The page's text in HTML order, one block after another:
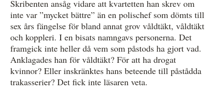
Skribenten ansåg vidare att kvartetten han skrev om
inte var ”mycket bättre” än en polischef som dömts till
sex års fängelse för bland annat grov våldtäkt, våldtäkt
och koppleri. I en bisats namngavs personerna. Det
framgick inte heller då vem som påstods ha gjort vad.
Anklagades han för våldtäkt? För att ha drogat
kvinnor? Eller inskränktes hans beteende till påstådda
trakasserier? Det fick inte läsaren veta.